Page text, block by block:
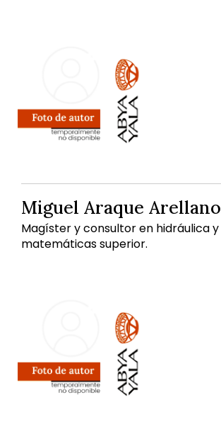
Miguel Araque Arellano
Magíster y consultor en hidráulica y
matemáticas superior.